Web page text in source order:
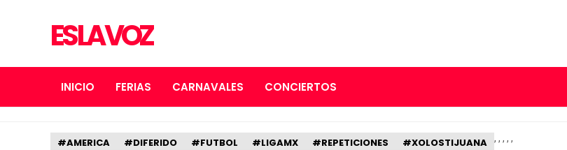
ES LA VOZ
INICIO FERIAS CARNAVALES CONCIERTOS
#AMERICA ,
#DIFERIDO ,
#FUTBOL ,
#LIGAMX ,
#REPETICIONES ,
#XOLOSTIJUANA